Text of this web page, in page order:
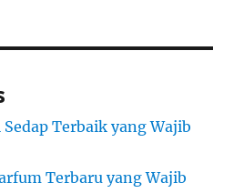
Terbaik yang Wajib
Terbaru yang Wajib